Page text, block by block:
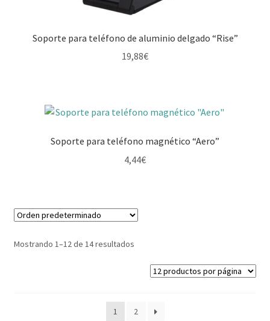
Soporte para teléfono de aluminio delgado “Rise”
19,88€
Soporte para teléfono magnético “Aero”
4,44€
Mostrando 1–12 de 14 resultados
1 2